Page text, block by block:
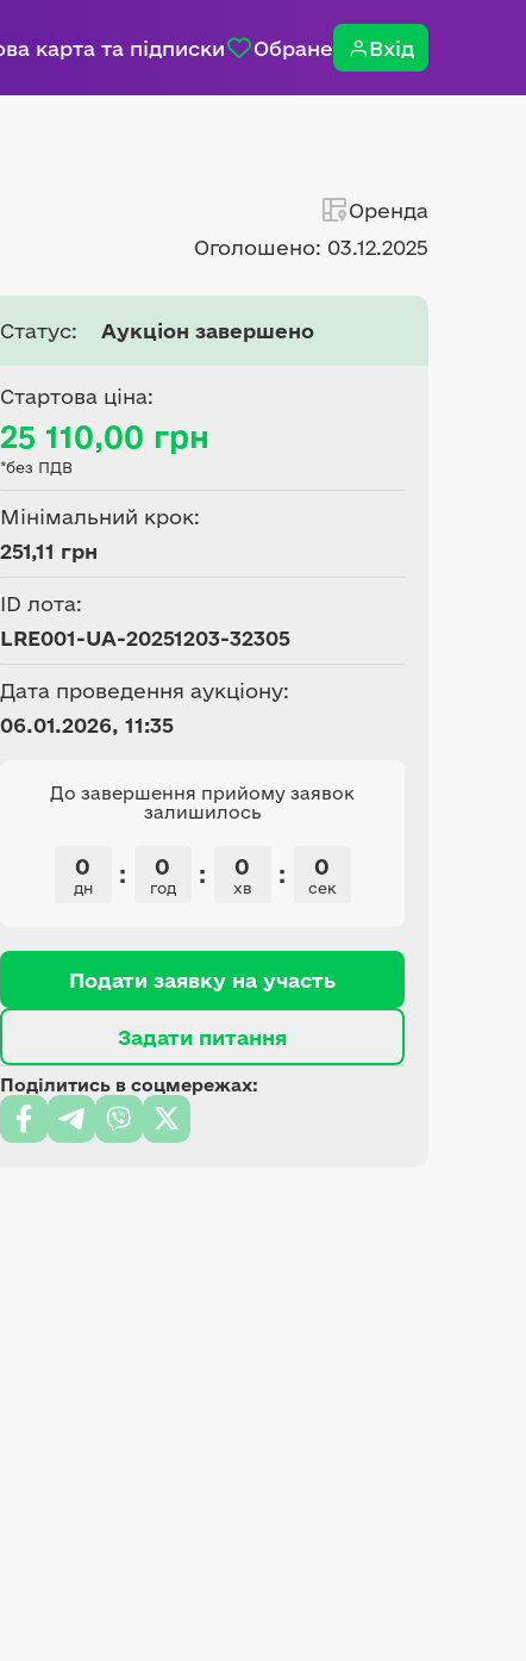
карта та підписки Обране Вхід
Оренда
Оголошено: 03.12.2025
Статус: Аукціон завершено
Стартова ціна:
25 110,00 грн
*без ПДВ
Мінімальний крок:
251,11 грн
ID лота:
LRE001-UA-20251203-32305
Дата проведення аукціону:
06.01.2026, 11:35
До завершення прийому заявок
залишилось
0
дн : 0
год : 0
хв : 0
сек
Подати заявку на участь
Задати питання
Поділитись в соцмережах: